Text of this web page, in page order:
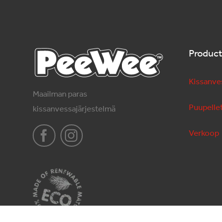
Maailman paras
kissanvessajärjestelmä
Verkoop